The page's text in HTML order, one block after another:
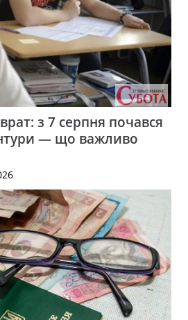
з 7 серпня почався
— що важливо